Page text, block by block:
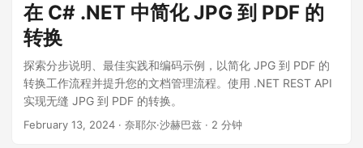
在 C# .NET 中简化 JPG 到 PDF 的
转换
探索分步说明、最佳实践和编码示例，以简化 JPG 到 PDF 的
转换工作流程并提升您的文档管理流程。使用 .NET REST API
实现无缝 JPG 到 PDF 的转换。
February 13, 2024 · 奈耶尔·沙赫巴兹 · 2 分钟